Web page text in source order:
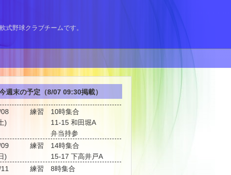
式野球クラブチームです。
週末の予定（8/07 09:30掲載）
)
練習
10時集合
11-15 和田堀A
弁当持参
)
練習
14時集合
15-17 下高井戸A
練習
8時集合